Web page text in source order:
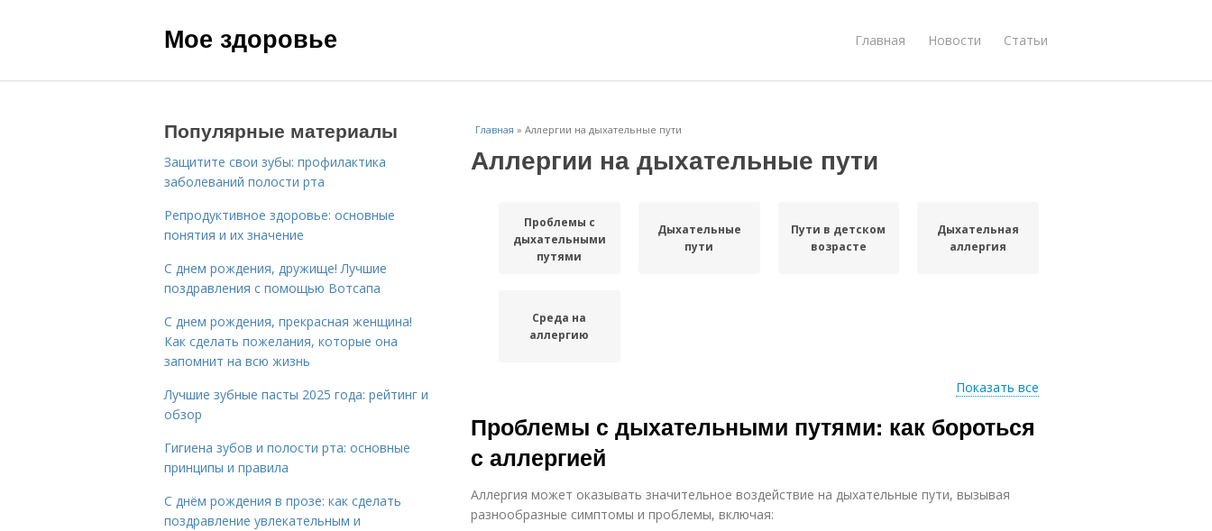
Мое здоровье Главная Новости Статьи
Главная » Аллергии на дыхательные пути
Аллергии на дыхательные пути
Проблемы с
дыхательными
путями
Дыхательные
пути
Пути в детском
возрасте
Дыхательная
аллергия
Среда на
аллергию
Показать все
Проблемы с дыхательными путями: как бороться
с аллергией
Аллергия может оказывать значительное воздействие на дыхательные пути, вызывая
разнообразные симптомы и проблемы, включая:
Популярные материалы
Защитите свои зубы: профилактика
заболеваний полости рта
Репродуктивное здоровье: основные
понятия и их значение
С днем рождения, дружище! Лучшие
поздравления с помощью Вотсапа
С днем рождения, прекрасная женщина!
Как сделать пожелания, которые она
запомнит на всю жизнь
Лучшие зубные пасты 2025 года: рейтинг и
обзор
Гигиена зубов и полости рта: основные
принципы и правила
С днём рождения в прозе: как сделать
поздравление увлекательным и